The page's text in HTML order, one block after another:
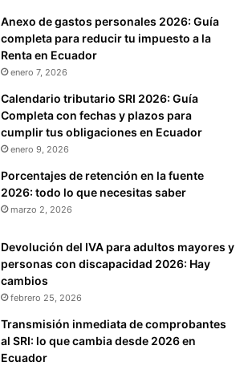
Anexo de gastos personales 2026: Guía
completa para reducir tu impuesto a la
Renta en Ecuador
enero 7, 2026
Calendario tributario SRI 2026: Guía
Completa con fechas y plazos para
cumplir tus obligaciones en Ecuador
enero 9, 2026
Porcentajes de retención en la fuente
2026: todo lo que necesitas saber
marzo 2, 2026
Devolución del IVA para adultos mayores y
personas con discapacidad 2026: Hay
cambios
febrero 25, 2026
Transmisión inmediata de comprobantes
al SRI: lo que cambia desde 2026 en
Ecuador